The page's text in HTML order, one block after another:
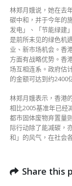
对
气
候
变
化〉
中
林郑月娥说，她在去
碳中和，并于今年的
发电」、「节能绿建
是前所未见的绿色机
业、新市场机会。香
方面有战略优势。香
场互相连系。政府估
的金额可达到约2400
林郑月娥表示，香港
相比2005基准年已经
都市固体废物弃置量
际行动除了能减碳，
和」的风气，在社会
Share this